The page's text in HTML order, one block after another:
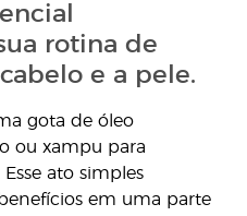
rotina de
e a pele.
gota de óleo
ou xampu para
ato simples
em uma parte